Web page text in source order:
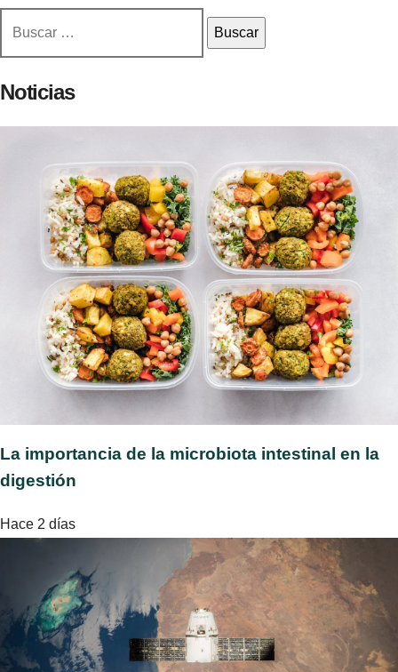
Noticias
La importancia de la microbiota intestinal en la
digestión
Hace 2 días